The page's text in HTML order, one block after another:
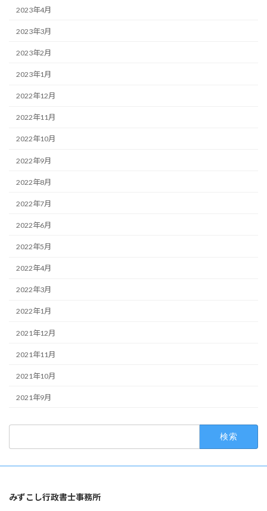
2023年4月
2023年3月
2023年2月
2023年1月
2022年12月
2022年11月
2022年10月
2022年9月
2022年8月
2022年7月
2022年6月
2022年5月
2022年4月
2022年3月
2022年1月
2021年12月
2021年11月
2021年10月
2021年9月
みずこし行政書士事務所